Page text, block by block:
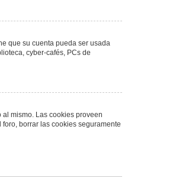
que su cuenta pueda ser usada
cyber-cafés, PCs de
mismo. Las cookies proveen
borrar las cookies seguramente